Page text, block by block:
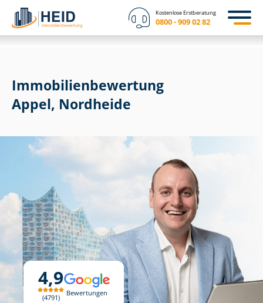
Kostenlose Erstberatung
0800 - 909 02 82
4,9
4791
Bewertungen
Immobilien­bewertung
Appel, Nordheide